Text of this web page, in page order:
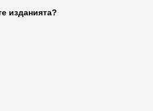
изданията?